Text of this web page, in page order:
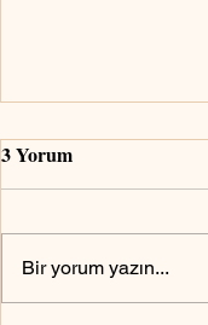
3 Yorum
Bir yorum yazın...